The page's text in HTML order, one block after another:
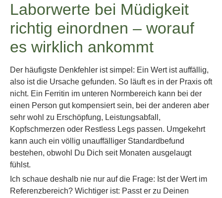
Laborwerte bei Müdigkeit
richtig einordnen – worauf
es wirklich ankommt
Der häufigste Denkfehler ist simpel: Ein Wert ist auffällig,
also ist die Ursache gefunden. So läuft es in der Praxis oft
nicht. Ein Ferritin im unteren Normbereich kann bei der
einen Person gut kompensiert sein, bei der anderen aber
sehr wohl zu Erschöpfung, Leistungsabfall,
Kopfschmerzen oder Restless Legs passen. Umgekehrt
kann auch ein völlig unauffälliger Standardbefund
bestehen, obwohl Du Dich seit Monaten ausgelaugt
fühlst.
Ich schaue deshalb nie nur auf die Frage: Ist der Wert im
Referenzbereich? Wichtiger ist: Passt er zu Deinen